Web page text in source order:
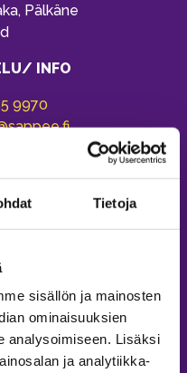
Tietoja
sisällön ja mainosten
ominaisuuksien
analysoimiseen. Lisäksi
ja analytiikka-
Pälkäne
INFO
9970